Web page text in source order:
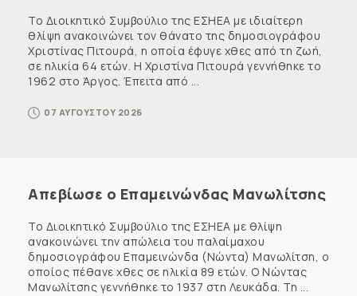
Το Διοικητικό Συμβούλιο της ΕΣΗΕΑ με ιδιαίτερη
θλίψη ανακοινώνει τον θάνατο της δημοσιογράφου
Χριστίνας Πιτουρά, η οποία έφυγε χθες από τη ζωή,
σε ηλικία 64 ετών. Η Χριστίνα Πιτουρά γεννήθηκε το
1962 στο Άργος. Έπειτα από ...
07 ΑΥΓΟΥΣΤΟΥ 2026
Απεβίωσε ο Επαμεινώνδας Μανωλίτσης
Το Διοικητικό Συμβούλιο της ΕΣΗΕΑ με θλίψη
ανακοινώνει την απώλεια του παλαίμαχου
δημοσιογράφου Επαμεινώνδα (Νώντα) Μανωλίτση, ο
οποίος πέθανε χθες σε ηλικία 89 ετών. Ο Νώντας
Μανωλίτσης γεννήθηκε το 1937 στη Λευκάδα. Τη ...